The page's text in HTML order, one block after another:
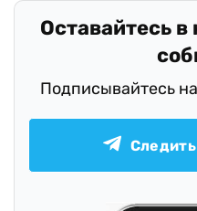
Оставайтесь
Подписывайтесь